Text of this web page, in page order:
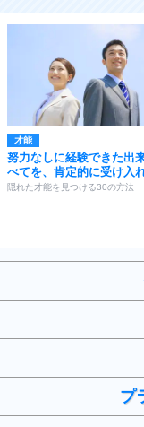
才能
努力なしに経験できた出
べてを、肯定的に受け入れ
隠れた才能を見つける30の方法
プ